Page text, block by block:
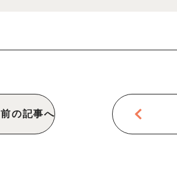
前の記事へ